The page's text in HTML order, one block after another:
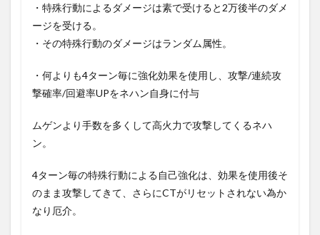
・特殊行動によるダメージは素で受けると2万後半のダメ
ージを受ける。
・その特殊行動のダメージはランダム属性。
・何よりも4ターン毎に強化効果を使用し、攻撃/連続攻
撃確率/回避率UPをネハン自身に付与
ムゲンより手数を多くして高火力で攻撃してくるネハ
ン。
4ターン毎の特殊行動による自己強化は、効果を使用後そ
のまま攻撃してきて、さらにCTがリセットされない為か
なり厄介。